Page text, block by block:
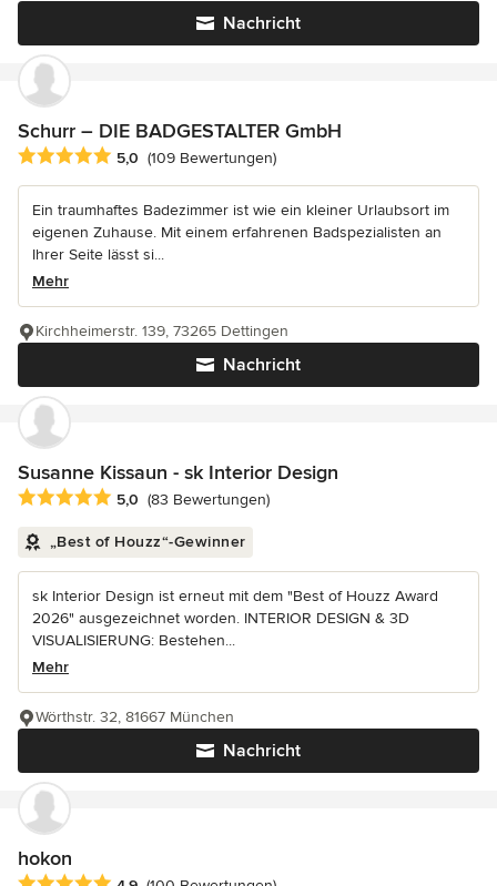
Nachricht
Schurr – DIE BADGESTALTER GmbH
Durchschnittliche Bewertung: 5 von 5 Sternen
5,0 (109 Bewertungen)
Ein traumhaftes Badezimmer ist wie ein kleiner Urlaubsort im
eigenen Zuhause. Mit einem erfahrenen Badspezialisten an
Ihrer Seite lässt si...
Mehr
Nachricht
Kirchheimerstr. 139, 73265 Dettingen
Susanne Kissaun - sk Interior Design
Durchschnittliche Bewertung: 5 von 5 Sternen
5,0 (83 Bewertungen)
„Best of Houzz“-Gewinner
sk Interior Design ist erneut mit dem "Best of Houzz Award
2026" ausgezeichnet worden. INTERIOR DESIGN & 3D
VISUALISIERUNG: Bestehen...
Mehr
Nachricht
Wörthstr. 32, 81667 München
hokon